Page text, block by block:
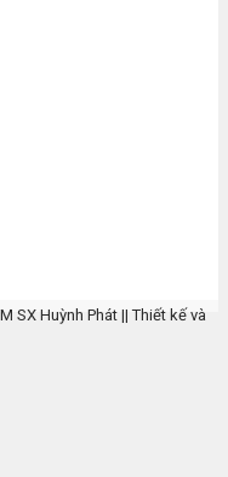
SX Huỳnh Phát || Thiết kế và